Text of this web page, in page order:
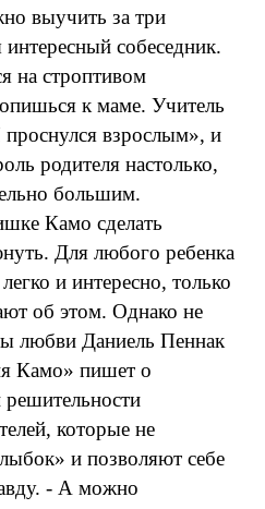
выучить за три
интересный собеседник.
на строптивом
к маме. Учитель
проснулся взрослым», и
родителя настолько,
большим.
Камо сделать
Для любого ребенка
и интересно, только
об этом. Однако не
любви Даниель Пеннак
Камо» пишет о
решительности
которые не
и позволяют себе
- А можно